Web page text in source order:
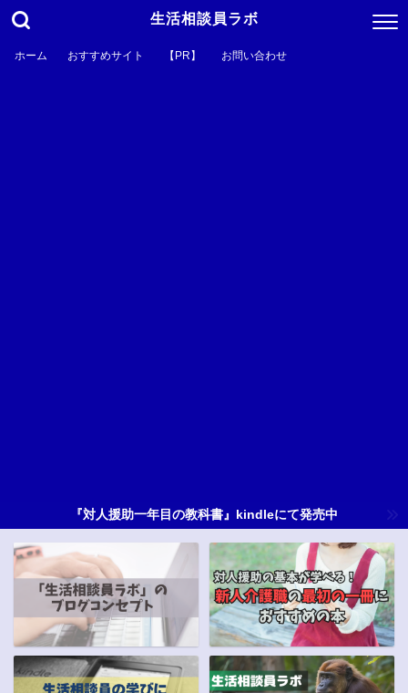
生活相談員ラボ
ホーム おすすめサイト 【PR】 お問い合わせ
『対人援助一年目の教科書』kindleにて発売中